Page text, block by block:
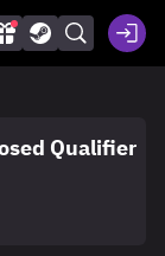
Qualifier